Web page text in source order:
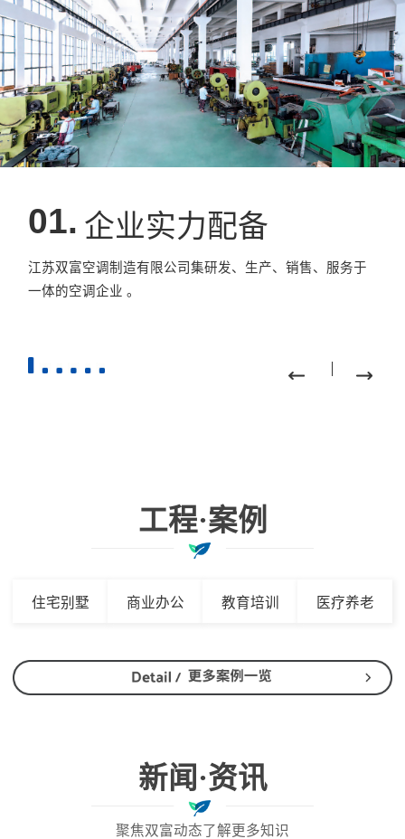
01. 企业实力配备
江苏双富空调制造有限公司集研发、生产、销售、服务于
一体的空调企业 。
工程·案例
住宅别墅 商业办公 教育培训 医疗养老
新闻·资讯
聚焦双富动态了解更多知识